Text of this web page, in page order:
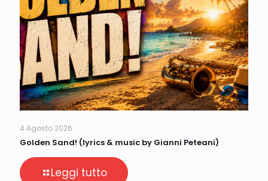
4 Agosto 2026
Golden Sand! (lyrics & music by Gianni Peteani)
Leggi tutto